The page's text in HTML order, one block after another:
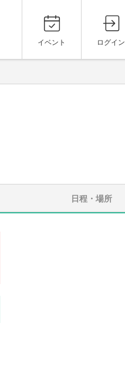
イベント ログイン
日程・場所